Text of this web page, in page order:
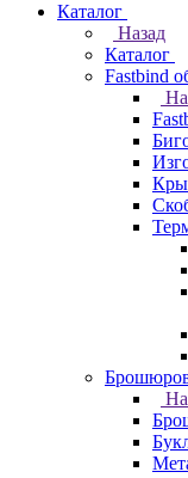
Каталог
Назад
Каталог
Fastbind